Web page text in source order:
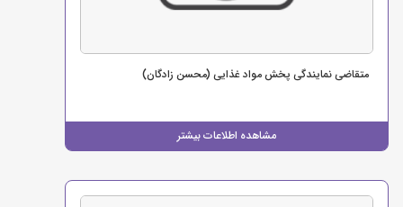
مشاهده اطلاعات بیشتر
متقاضی نمایندگی پخش مواد غذایی (محسن زادگان)